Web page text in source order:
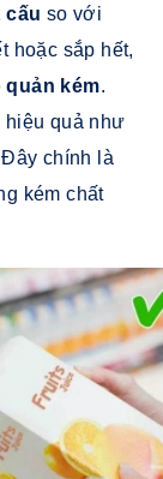
cấu so với
hoặc sắp hết,
quản kém.
hiệu quả như
chính là
kém chất